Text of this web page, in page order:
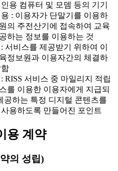
용 컴퓨터 및 모뎀 등의 기기
: 이용자가 단말기를 이용하
의 주전산기에 접속하여 교육
하는 정보를 이용하는 것
비스를 제공받기 위하여 이
정보원과 이용자간의 체결하
서비스 중 마일리지 적립
를 이용한 이용자에게 지급되
공하는 특정 디지털 콘텐츠를
용하도록 만들어진 포인트
용 계약
의 성립)